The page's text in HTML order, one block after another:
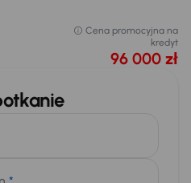
Cena promocyjna na
kredyt
96 000 zł